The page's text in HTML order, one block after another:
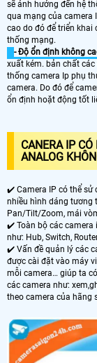
sẽ ảnh hưởng đến hệ
qua mạng của camera
cao do đó để triển khai
thống mạng.
- Độ ổn định không
xuất kém. bản chất
thống camera Ip phụ
camera. Do đó để
ổn định hoặt động tốt
CANERA IP
ANALOG
✔️ Camera IP có thể sử
nhiều hình dáng tương
Pan/Tilt/Zoom, mái
✔️ Toàn bộ các camera
như: Hub, Switch,
✔️ Vấn đề quản lý các
được cài đặt vào máy
mỗi camera… giúp ta
các camera như:
theo camera của hãng